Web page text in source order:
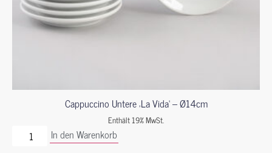
Cappuccino Untere ‚La Vida‘ – Ø14cm
Enthält 19% MwSt.
In den Warenkorb